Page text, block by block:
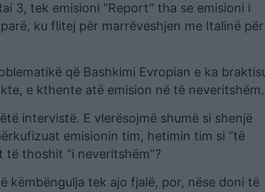
3, tek emisioni “Report” tha se emisioni i
ku flitej për marrëveshjen me Italinë për
që Bashkimi Evropian e ka
e kthente atë emision në të neveritshëm.
intervistë. E vlerësojmë shumë si shenjë
emisionin tim, hetimin tim si “të
thoshit “i neveritshëm”?
këmbëngulja tek ajo fjalë, por, nëse doni të